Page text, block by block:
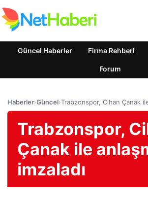
Güncel Haberler Firma Rehberi
Forum
Haberler›Güncel›Trabzonspor, Cihan Çanak
Trabzonspor,
Çanak ile
imzaladı